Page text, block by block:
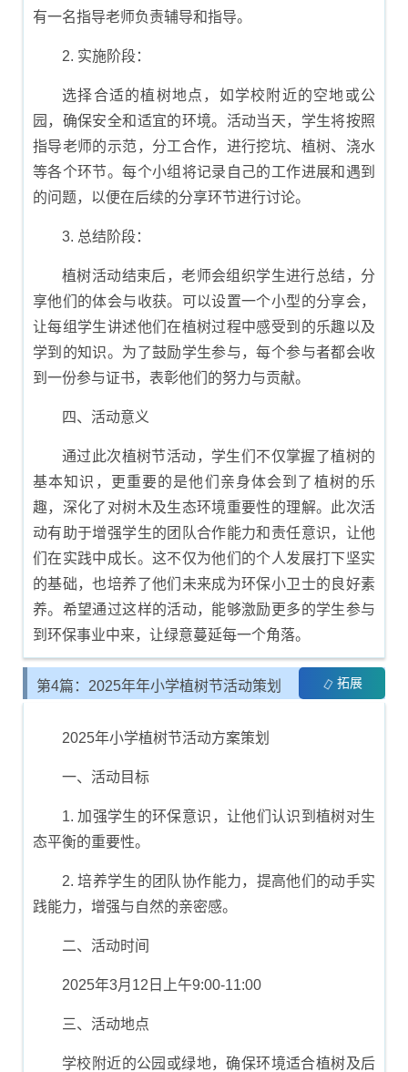
有一名指导老师负责辅导和指导。
2. 实施阶段：
选择合适的植树地点，如学校附近的空地或公
园，确保安全和适宜的环境。活动当天，学生将按照
指导老师的示范，分工合作，进行挖坑、植树、浇水
等各个环节。每个小组将记录自己的工作进展和遇到
的问题，以便在后续的分享环节进行讨论。
3. 总结阶段：
植树活动结束后，老师会组织学生进行总结，分
享他们的体会与收获。可以设置一个小型的分享会，
让每组学生讲述他们在植树过程中感受到的乐趣以及
学到的知识。为了鼓励学生参与，每个参与者都会收
到一份参与证书，表彰他们的努力与贡献。
四、活动意义
通过此次植树节活动，学生们不仅掌握了植树的
基本知识，更重要的是他们亲身体会到了植树的乐
趣，深化了对树木及生态环境重要性的理解。此次活
动有助于增强学生的团队合作能力和责任意识，让他
们在实践中成长。这不仅为他们的个人发展打下坚实
的基础，也培养了他们未来成为环保小卫士的良好素
养。希望通过这样的活动，能够激励更多的学生参与
到环保事业中来，让绿意蔓延每一个角落。
第4篇：2025年年小学植树节活动策划 拓展
2025年小学植树节活动方案策划
一、活动目标
1. 加强学生的环保意识，让他们认识到植树对生
态平衡的重要性。
2. 培养学生的团队协作能力，提高他们的动手实
践能力，增强与自然的亲密感。
二、活动时间
2025年3月12日上午9:00-11:00
三、活动地点
学校附近的公园或绿地，确保环境适合植树及后